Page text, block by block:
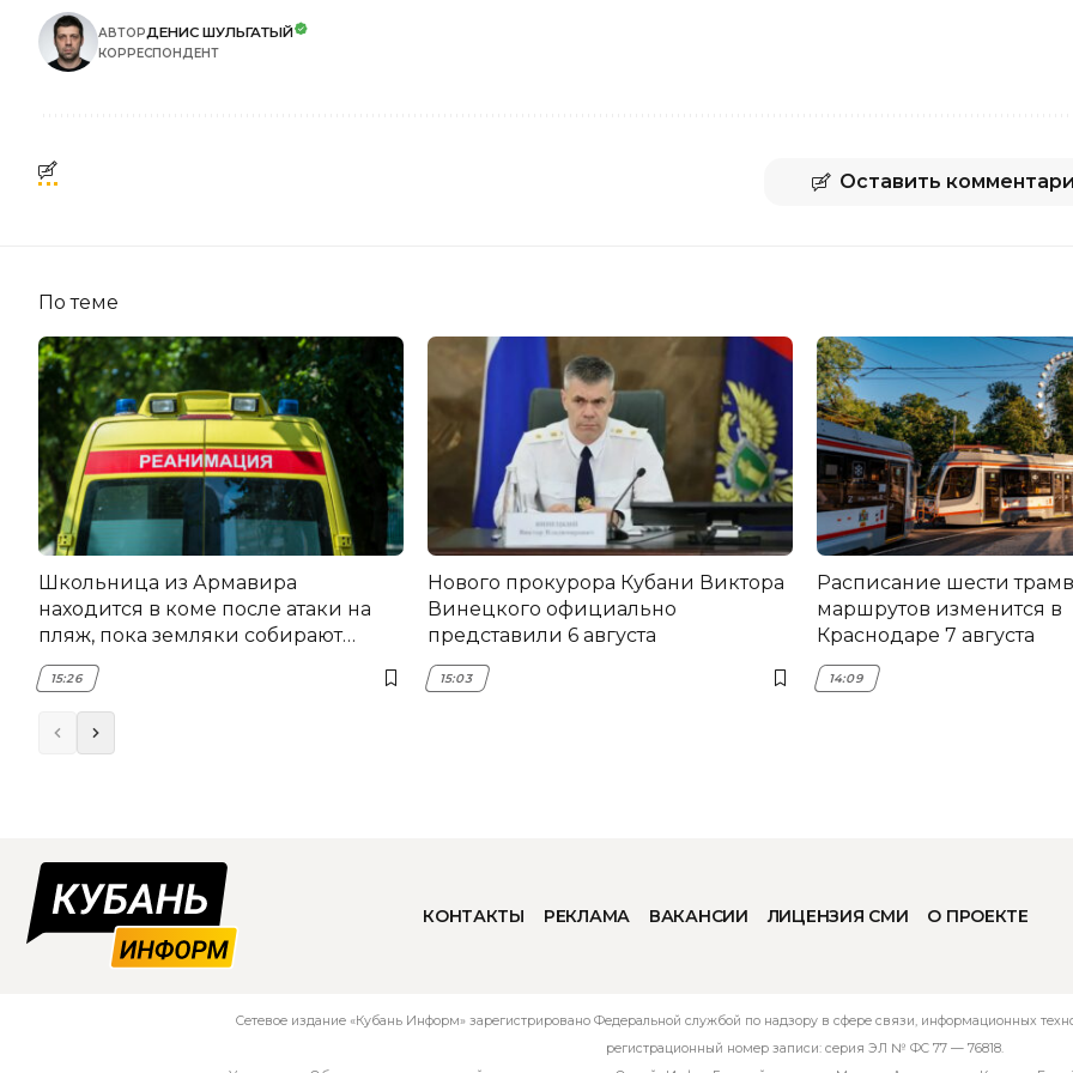
АВТОРДЕНИС ШУЛЬГАТЫЙ
КОРРЕСПОНДЕНТ
Оставить
По теме
Школьница из Армавира
находится в коме после атаки на
пляж, пока земляки собирают
помощь
15:26
Нового прокурора Кубани Виктора
Винецкого официально
представили 6 августа
15:03
Расписание шести
маршрутов изменится в
Краснодаре 7 августа
14:09
КОНТАКТЫ РЕКЛАМА ВАКАНСИИ ЛИЦЕНЗИЯ СМИ О ПРОЕКТЕ
Сетевое издание «Кубань Информ» зарегистрировано Федеральной службой по надзору в сфере связи, информационных
регистрационный номер записи: серия ЭЛ № ФС 77 — 76818.